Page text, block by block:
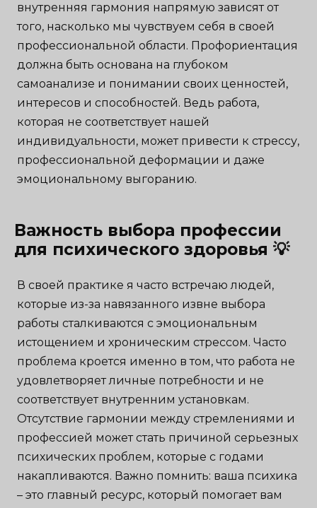
внутренняя гармония напрямую зависят от
того, насколько мы чувствуем себя в своей
профессиональной области. Профориентация
должна быть основана на глубоком
самоанализе и понимании своих ценностей,
интересов и способностей. Ведь работа,
которая не соответствует нашей
индивидуальности, может привести к стрессу,
профессиональной деформации и даже
эмоциональному выгоранию.
Важность выбора профессии
для психического здоровья 💡
В своей практике я часто встречаю людей,
которые из-за навязанного извне выбора
работы сталкиваются с эмоциональным
истощением и хроническим стрессом. Часто
проблема кроется именно в том, что работа не
удовлетворяет личные потребности и не
соответствует внутренним установкам.
Отсутствие гармонии между стремлениями и
профессией может стать причиной серьезных
психических проблем, которые с годами
накапливаются. Важно помнить: ваша психика
– это главный ресурс, который помогает вам